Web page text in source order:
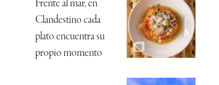
Frente al mar, en
Clandestino cada
plato encuentra su
propio momento